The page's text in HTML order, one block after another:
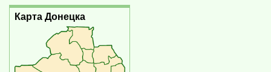
Карта Донецка